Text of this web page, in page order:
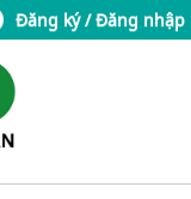
Đăng ký / Đăng nhập